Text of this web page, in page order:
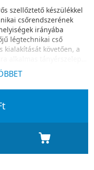
szellőztető készülékkel
csőrendszerének
irányába
légtechnikai cső
kialakítását követően, a
keresztmetszetű